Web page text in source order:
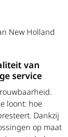
New Holland
van
service
loont: hoe
Dankzij
op maat